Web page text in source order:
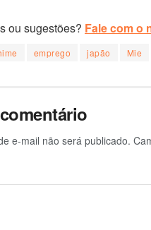
ou sugestões? Fale com o
emprego japão Mie
e-mail não será publicado.